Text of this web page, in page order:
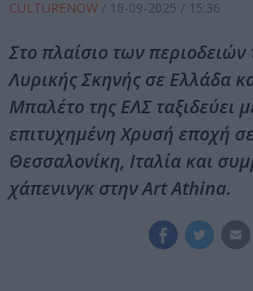
CULTURENOW / 18-09-2025 / 15:36
Στο πλαίσιο των περιοδειών
Λυρικής Σκηνής σε Ελλάδα
Μπαλέτο της ΕΛΣ ταξιδεύει
επιτυχημένη Χρυσή εποχή
Θεσσαλονίκη, Ιταλία και
χάπενινγκ στην Art Athina.